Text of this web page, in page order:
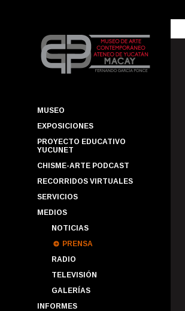
MUSEO
EXPOSICIONES
PROYECTO EDUCATIVO
YUCUNET
CHISME-ARTE PODCAST
RECORRIDOS VIRTUALES
SERVICIOS
MEDIOS
NOTICIAS
PRENSA
RADIO
TELEVISIÓN
GALERÍAS
INFORMES